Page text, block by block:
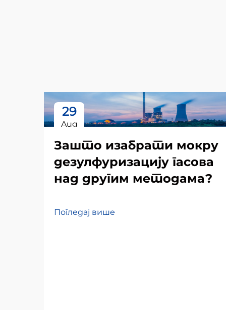
29
Aug
Зашто изабрати мокру
дезулфуризацију гасова
над другим методама?
Погледај више